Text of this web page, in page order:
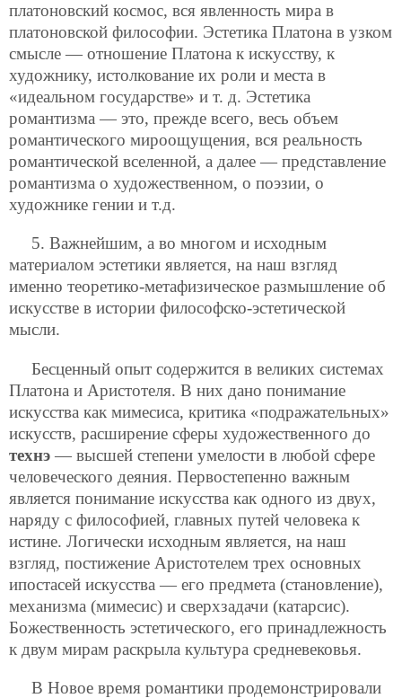
платоновский космос, вся явленность мира в
платоновской философии. Эстетика Платона в узком
смысле — отношение Платона к искусству, к
художнику, истолкование их роли и места в
«идеальном государстве» и т. д. Эстетика
романтизма — это, прежде всего, весь объем
романтического мироощущения, вся реальность
романтической вселенной, а далее — представление
романтизма о художественном, о поэзии, о
художнике гении и т.д.
5. Важнейшим, а во многом и исходным
материалом эстетики является, на наш взгляд
именно теоретико-метафизическое размышление об
искусстве в истории философско-эстетической
мысли.
Бесценный опыт содержится в великих системах
Платона и Аристотеля. В них дано понимание
искусства как мимесиса, критика «подражательных»
искусств, расширение сферы художественного до
технэ — высшей степени умелости в любой сфере
человеческого деяния. Первостепенно важным
является понимание искусства как одного из двух,
наряду с философией, главных путей человека к
истине. Логически исходным является, на наш
взгляд, постижение Аристотелем трех основных
ипостасей искусства — его предмета (становление),
механизма (мимесис) и сверхзадачи (катарсис).
Божественность эстетического, его принадлежность
к двум мирам раскрыла культура средневековья.
В Новое время романтики продемонстрировали